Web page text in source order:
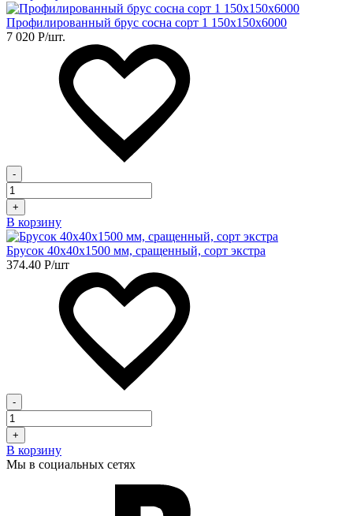
Профилированный брус сосна сорт 1 150х150х6000
7 020 Р/шт.
-
+
В корзину
Брусок 40х40х1500 мм, сращенный, сорт экстра
374.40 Р/шт
-
+
В корзину
Мы в социальных сетях